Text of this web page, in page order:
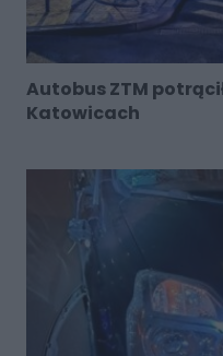
Autobus ZTM
Katowicach